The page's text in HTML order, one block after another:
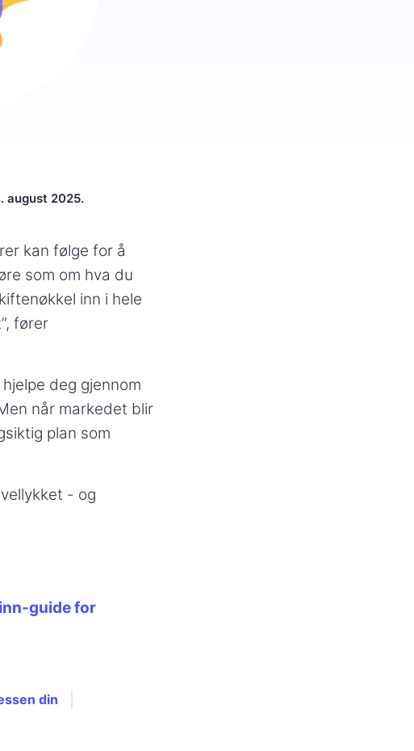
august 2025.
kan følge for å
som om hva du
inn i hele
fører
deg gjennom
når markedet blir
plan som
- og
guide for
din